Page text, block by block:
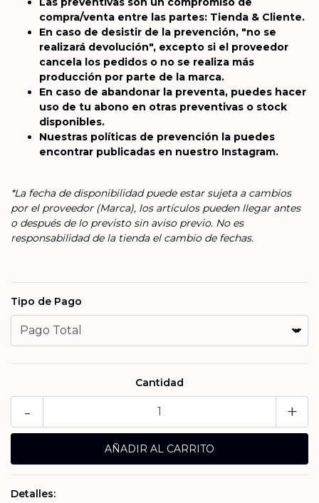
compra/venta entre las partes: Tienda & Cliente.
En caso de desistir de la prevención, "no se
realizará devolución", excepto si el proveedor
cancela los pedidos o no se realiza más
producción por parte de la marca.
En caso de abandonar la preventa, puedes hacer
uso de tu abono en otras preventivas o stock
disponibles.
Nuestras políticas de prevención la puedes
encontrar publicadas en nuestro Instagram.
*La fecha de disponibilidad puede estar sujeta a cambios
por el proveedor (Marca), los artículos pueden llegar antes
o después de lo previsto sin aviso previo. No es
responsabilidad de la tienda el cambio de fechas.
Tipo de Pago
Cantidad
+
-
Detalles: